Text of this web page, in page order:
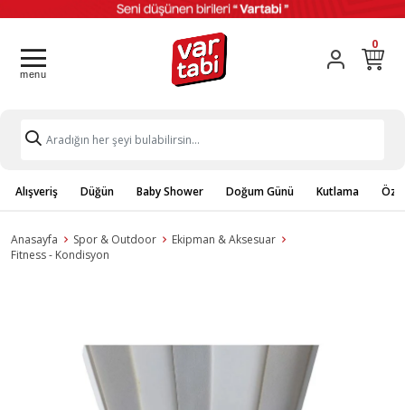
0
Alışveriş Düğün Baby Shower Doğum Günü Kutlama
Anasayfa Spor & Outdoor
Ekipman & Aksesuar
Fitness - Kondisyon